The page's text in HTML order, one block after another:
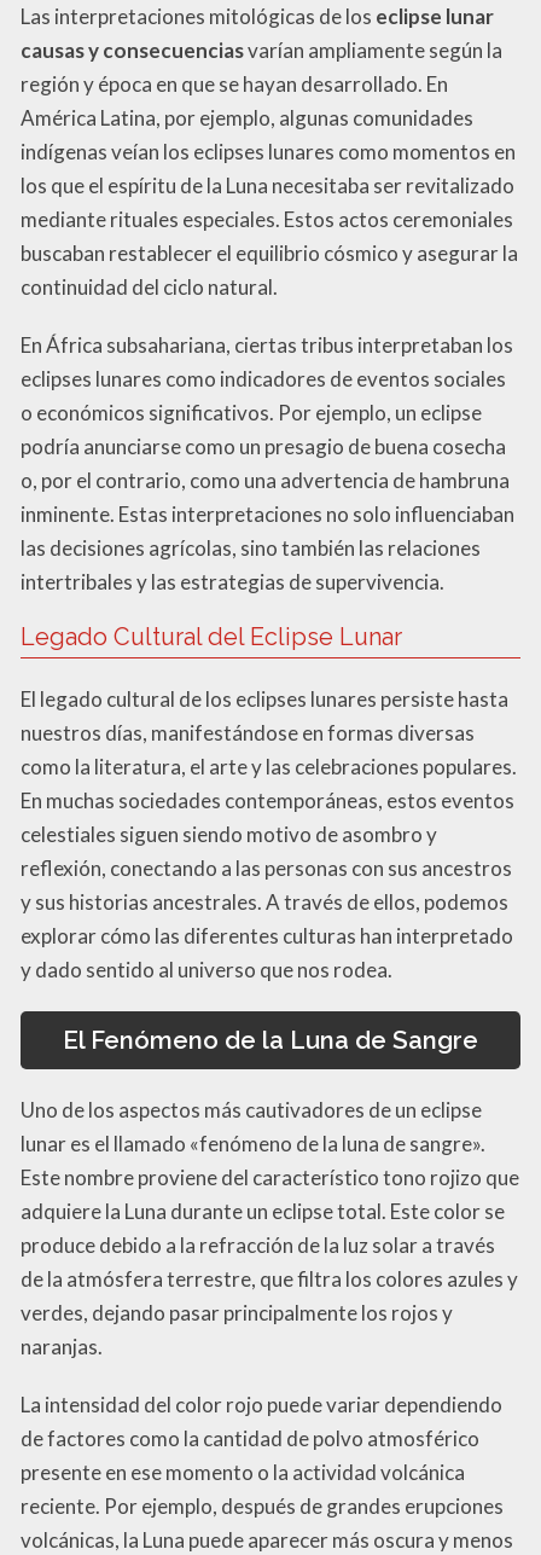
Las interpretaciones mitológicas de los eclipse lunar
causas y consecuenciasvarían ampliamente según la
región y época en que se hayan desarrollado. En
América Latina, por ejemplo, algunas comunidades
indígenas veían los eclipses lunares como momentos en
los que el espíritu de la Luna necesitaba ser revitalizado
mediante rituales especiales. Estos actos ceremoniales
buscaban restablecer el equilibrio cósmico y asegurar la
continuidad del ciclo natural.
En África subsahariana, ciertas tribus interpretaban los
eclipses lunares como indicadores de eventos sociales
o económicos significativos. Por ejemplo, un eclipse
podría anunciarse como un presagio de buena cosecha
o, por el contrario, como una advertencia de hambruna
inminente. Estas interpretaciones no solo influenciaban
las decisiones agrícolas, sino también las relaciones
intertribales y las estrategias de supervivencia.
Legado Cultural del Eclipse Lunar
El legado cultural de los eclipses lunares persiste hasta
nuestros días, manifestándose en formas diversas
como la literatura, el arte y las celebraciones populares.
En muchas sociedades contemporáneas, estos eventos
celestiales siguen siendo motivo de asombro y
reflexión, conectando a las personas con sus ancestros
y sus historias ancestrales. A través de ellos, podemos
explorar cómo las diferentes culturas han interpretado
y dado sentido al universo que nos rodea.
El Fenómeno de la Luna de Sangre
Uno de los aspectos más cautivadores de un eclipse
lunar es el llamado «fenómeno de la luna de sangre».
Este nombre proviene del característico tono rojizo que
adquiere la Luna durante un eclipse total. Este color se
produce debido a la refracción de la luz solar a través
de la atmósfera terrestre, que filtra los colores azules y
verdes, dejando pasar principalmente los rojos y
naranjas.
La intensidad del color rojo puede variar dependiendo
de factores como la cantidad de polvo atmosférico
presente en ese momento o la actividad volcánica
reciente. Por ejemplo, después de grandes erupciones
volcánicas, la Luna puede aparecer más oscura y menos